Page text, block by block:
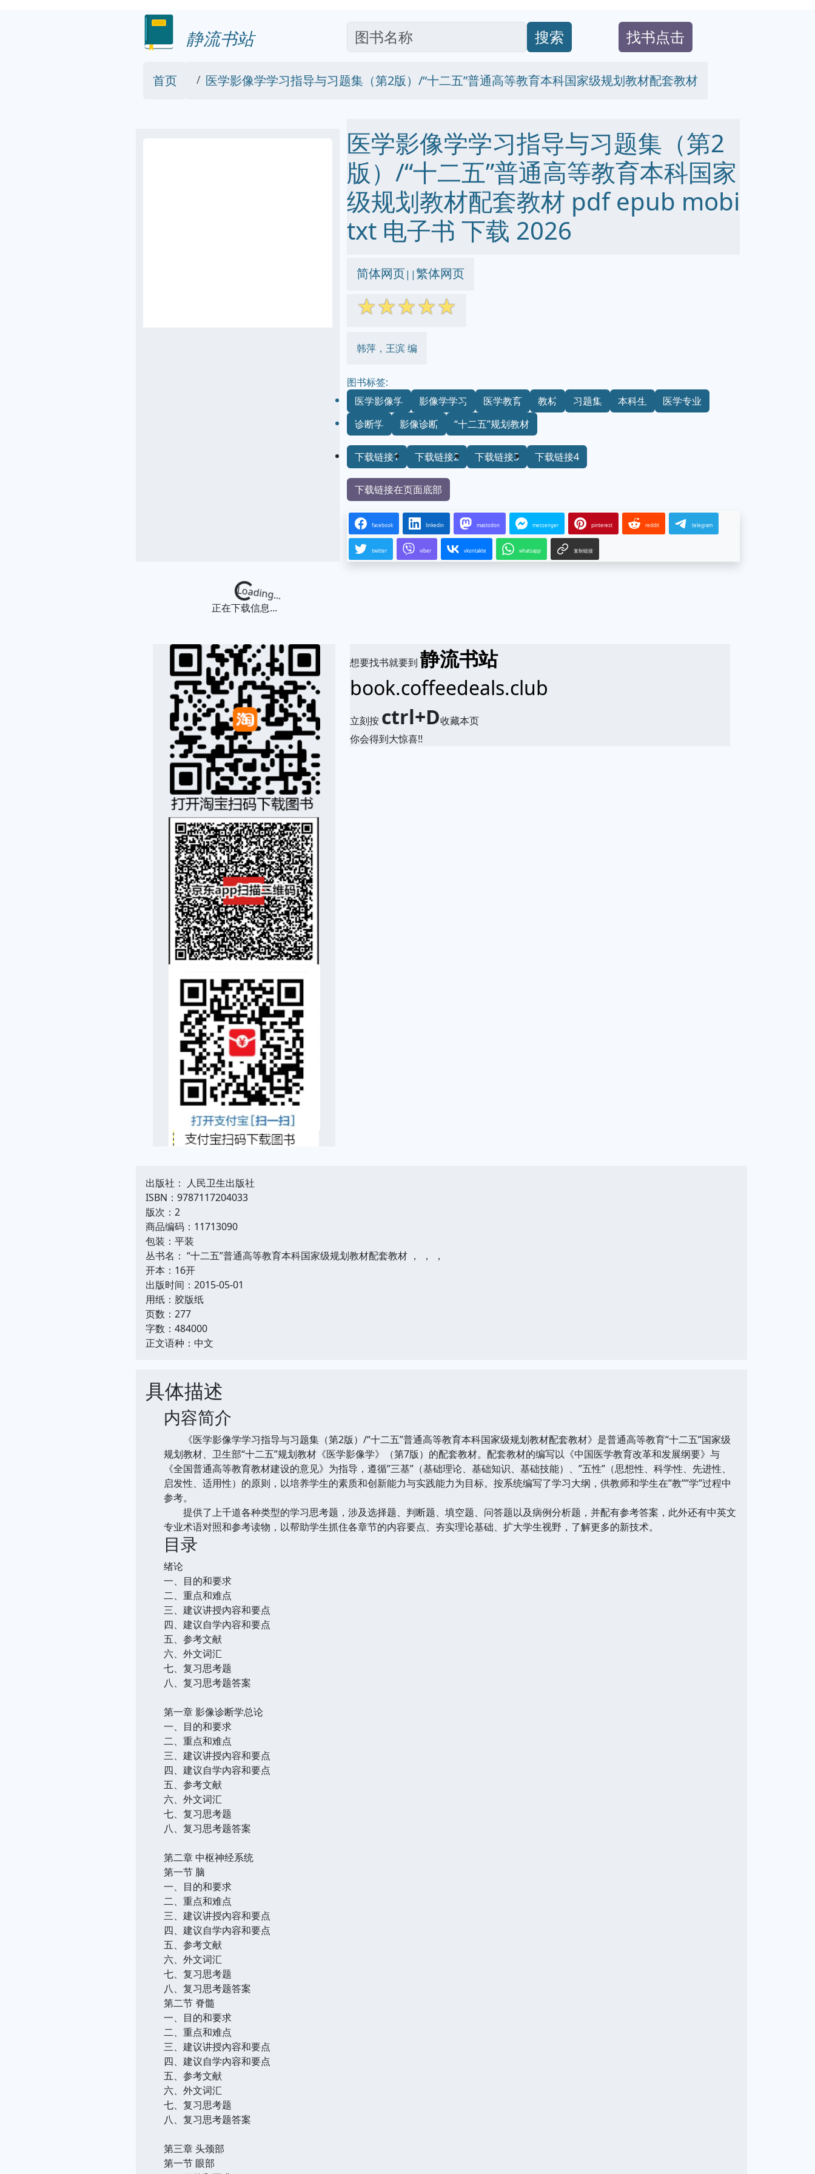
静流书站 搜索 找书点击
首页 医学影像学学习指导与习题集（第2版）/“十二五”普通高等教育本科国家级规划教材配套教材
医学影像学学习指导与习题集（第2
版）/“十二五”普通高等教育本科国家
级规划教材配套教材 pdf epub mobi
txt 电子书 下载 2026
简体网页||繁体网页
☆☆☆☆☆
韩萍，王滨 编
图书标签:
医学影像学
影像学学习 医学教育 教材 习题集 本科生
医学专业
诊断学
影像诊断 “十二五”规划教材
下载链接1 下载链接2 下载链接3 下载链接4
下载链接在页面底部
facebook linkedin mastodon messenger pinterest reddit telegram
twitter viber vkontakte whatsapp 复制链接
Loading...
正在下载信息...
想要找书就要到静流书站
book.coffeedeals.club
立刻按 ctrl+D收藏本页
你会得到大惊喜!!
出版社： 人民卫生出版社
ISBN：9787117204033
版次：2
商品编码：11713090
包装：平装
丛书名： “十二五”普通高等教育本科国家级规划教材配套教材 ， ， ，
开本：16开
出版时间：2015-05-01
用纸：胶版纸
页数：277
字数：484000
正文语种：中文
具体描述
内容简介
《医学影像学学习指导与习题集（第2版）/“十二五”普通高等教育本科国家级规划教材配套教材》是普通高等教育“十二五”国家级
规划教材、卫生部“十二五”规划教材《医学影像学》（第7版）的配套教材。配套教材的编写以《中国医学教育改革和发展纲要》与
《全国普通高等教育教材建设的意见》为指导，遵循”三基”（基础理论、基础知识、基础技能）、”五性”（思想性、科学性、先进性、
启发性、适用性）的原则，以培养学生的素质和创新能力与实践能力为目标。按系统编写了学习大纲，供教师和学生在”教””学”过程中
参考。
提供了上千道各种类型的学习思考题，涉及选择题、判断题、填空题、问答题以及病例分析题，并配有参考答案，此外还有中英文
专业术语对照和参考读物，以帮助学生抓住各章节的内容要点、夯实理论基础、扩大学生视野，了解更多的新技术。
目录
绪论
一、目的和要求
二、重点和难点
三、建议讲授內容和要点
四、建议自学內容和要点
五、参考文献
六、外文词汇
七、复习思考题
八、复习思考题答案
第一章 影像诊断学总论
一、目的和要求
二、重点和难点
三、建议讲授內容和要点
四、建议自学內容和要点
五、参考文献
六、外文词汇
七、复习思考题
八、复习思考题答案
第二章 中枢神经系统
第一节 脑
一、目的和要求
二、重点和难点
三、建议讲授內容和要点
四、建议自学內容和要点
五、参考文献
六、外文词汇
七、复习思考题
八、复习思考题答案
第二节 脊髓
一、目的和要求
二、重点和难点
三、建议讲授內容和要点
四、建议自学內容和要点
五、参考文献
六、外文词汇
七、复习思考题
八、复习思考题答案
第三章 头颈部
第一节 眼部